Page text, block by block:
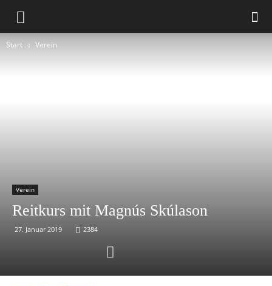
Start Verein
Verein
Reitkurs mit Magnús Skúlason
27. Januar 2019 2384